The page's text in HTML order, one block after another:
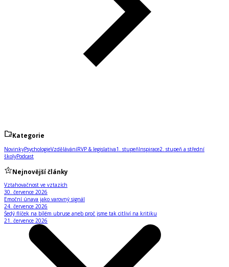
Kategorie
NovinkyPsychologieVzděláváníRVP & legislativa1. stupeňInspirace2. stupeň a střední
školyPodcast
Nejnovější články
Vztahovačnost ve vztazích
30. července 2026
Emoční únava jako varovný signál
24. července 2026
Šedý flíček na bílém ubruse aneb proč jsme tak citliví na kritiku
21. července 2026